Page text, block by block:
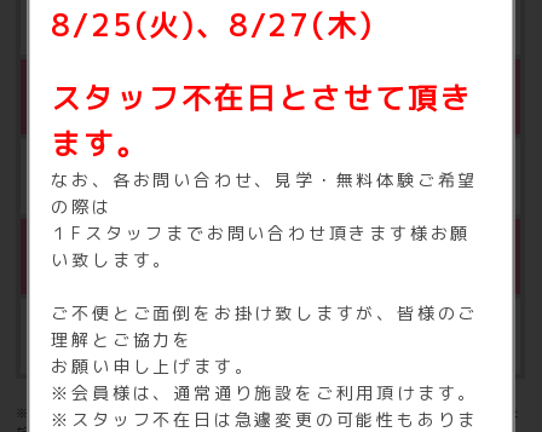
月額 500円（税込550円）
相互利用※5
月額500円（税込550円）
FIT365あんしんサポートVIP
※4：FIT365あんしんサポート、水素水は登録会員の方のみご利用いた
8/25(火)、8/27(木)
スタッフ不在日とさせて頂き
ます。
なお、各お問い合わせ、見学・無料体験ご希望
の際は
１Fスタッフまでお問い合わせ頂きます様お願
い致します。
ご不便とご面倒をお掛け致しますが、皆様のご
理解とご協力を
お願い申し上げます。
※会員様は、通常通り施設をご利用頂けます。
※スタッフ不在日は急遽変更の可能性もありま